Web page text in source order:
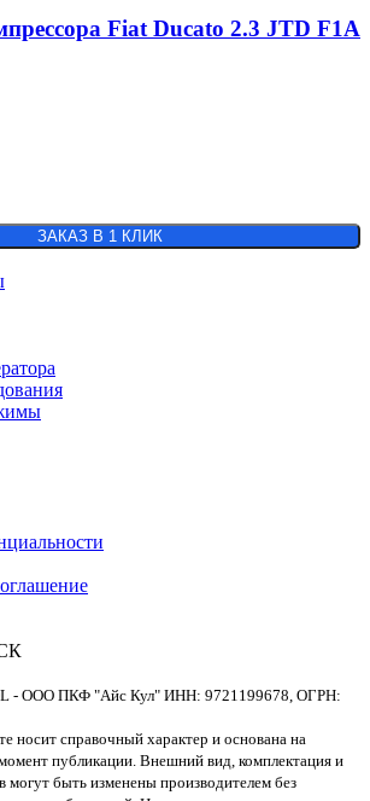
Fiat Ducato 2.3 JTD F1A
ЗАКАЗ В 1 КЛИК
- ООО ПКФ "Айс Кул" ИНН: 9721199678, ОГРН:
носит справочный характер и основана на
публикации. Внешний вид, комплектация и
могут быть изменены производителем без